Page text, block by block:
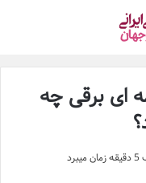
ای برقی چه